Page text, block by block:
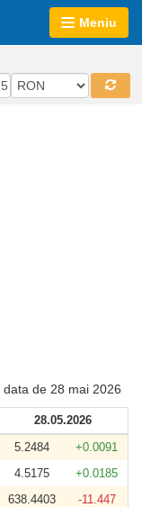
Meniu
de 28 mai 2026
28.05.2026
5.2484
+0.0091
4.5175
+0.0185
638.4403
-11.447